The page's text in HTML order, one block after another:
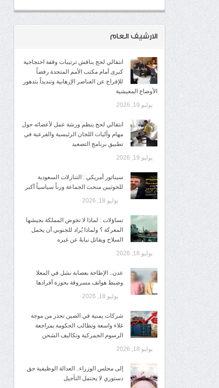
الارشيف العام
انتقالي لحج يناقش ترتيبات وقفة احتجاجية
كبرى أمام مكتب الأمم المتحدة رفضاً
للإفراج عن العناصر الإرهابية وتنديداً بتدهور
الأوضاع المعيشية
يوليو 19, 2026
انتقالي لحج ينظم ورشة عمل لأعضائه حول
مهام وآليات اللجان الرئيسية والفرعية في
تطبيق برنامج التصعيد
يوليو 19, 2026
سيناتور أمريكي : التنازلات السعودية
للحوثيين منحت الجماعة وزناً سياسياً أكبر
يوليو 18, 2026
تساؤلات : لماذا لا تخوض المملكة بجيشها
المعركة ؟ ولماذا يُراد للجنوبي أن يحمل
السلاح ويقاتل نيابةً عن غيره
يوليو 18, 2026
عدن.. الإطاحة بعصابة نشل في المعلا
وضبط هواتف مسروقة بحوزة أفرادها
يوليو 18, 2026
شركات يمنية في الصين تحذر من موجة
غلاء واسعة وتطالب الحكومة بمراجعة
الرسوم الجمركية وتكاليف الشحن
يوليو 18, 2026
إلى مجلس الوزراء.. العدالة الوظيفية حق
دستوري لا يحتمل التأجيل